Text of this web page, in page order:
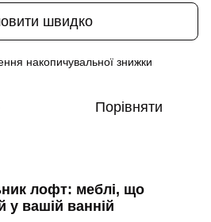
швидко
накопичувальної знижки
Порівняти
лофт: меблі, що
у вашій ванній